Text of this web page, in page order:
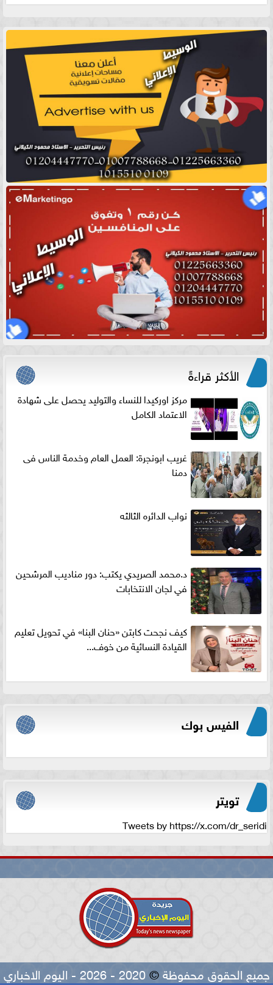
الأكثر قراءةً
مركز اوركيدا للنساء والتوليد يحصل على شهادة
الاعتماد الكامل
غريب ابونجرة: العمل العام وخدمة الناس فى
دمنا
نواب الدائره الثالثه
د.محمد الصريدي يكتب: دور مناديب المرشحين
في لجان الانتخابات
كيف نجحت كابتن «حنان البنا» في تحويل تعليم
القيادة النسائية من خوف...
الفيس بوك
تويتر
Tweets by https://x.com/dr_seridi
جميع الحقوق محفوظة©2020 - 2026 - اليوم الاخباري